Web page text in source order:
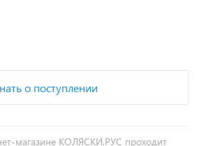
о поступлении
магазине КОЛЯСКИ.РУС проходит